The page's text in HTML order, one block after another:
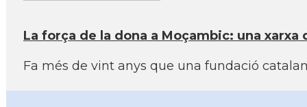
La força de la dona a Moçambic: una
Fa més de vint anys que una fundació